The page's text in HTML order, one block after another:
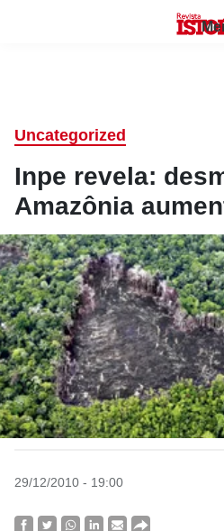
Uncategorized
Inpe revela:
Amazônia
29/12/2010 - 19:00